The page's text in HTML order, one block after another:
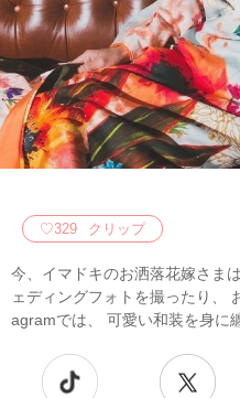
♡329 クリップ
今、イマドキのお洒落花嫁さま
ェディングフォトを撮ったり、
agramでは、 可愛い和装を身に